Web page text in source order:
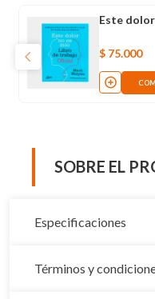
Este
$ 75.000
SOBRE EL
Especificaciones
Términos y